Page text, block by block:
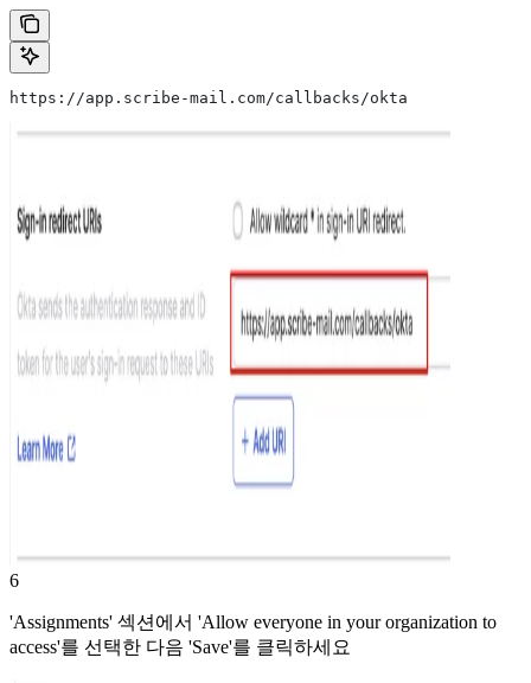
https://app.scribe-mail.com/callbacks/okta
6
'Assignments' 섹션에서 'Allow everyone in your organization to
access'를 선택한 다음 'Save'를 클릭하세요